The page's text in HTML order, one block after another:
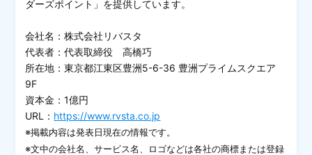
ダーズポイント」を提供しています。
会社名：株式会社リバスタ
代表者：代表取締役 高橋巧
所在地：東京都江東区豊洲5-6-36 豊洲プライムスクエア
9F
資本金：1億円
URL： https://www.rvsta.co.jp
※掲載内容は発表日現在の情報です。
※文中の会社名、サービス名、ロゴなどは各社の商標または登録